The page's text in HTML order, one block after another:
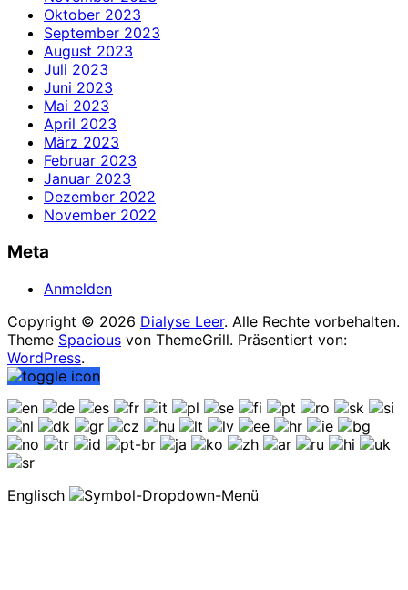
Oktober 2023
September 2023
August 2023
Juli 2023
Juni 2023
Mai 2023
April 2023
März 2023
Februar 2023
Januar 2023
Dezember 2022
November 2022
Meta
Anmelden
Copyright © 2026 Dialyse Leer. Alle Rechte vorbehalten.
Theme Spacious von ThemeGrill. Präsentiert von:
WordPress.
Englisch